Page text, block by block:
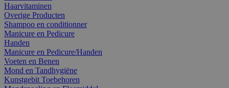
Haarvitaminen
Overige Producten
Shampoo en conditionner
Manicure en Pedicure
Handen
Manicure en Pedicure/Handen
Voeten en Benen
Mond en Tandhygiëne
Kunstgebit Toebehoren